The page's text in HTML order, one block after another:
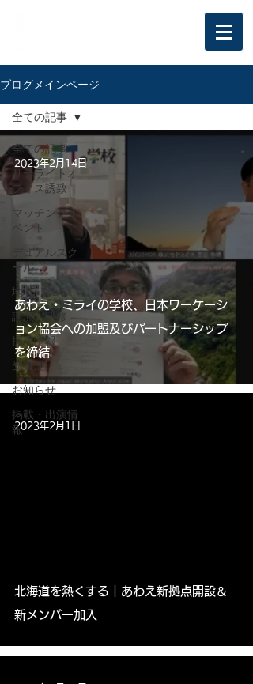
ブログメインページ
全ての記事
サテライトオ
フィス誘致
マッチングイ
ベント
デュアルスク
ール
地域×Tech
講演・研修
採用情報
受賞歴
お知らせ
掲載・出演情
報
全ての記事
あわえ・ミライの学校、日本ワーケーシ
ョン協会への加盟及びパートナーシップ
を締結
2023年2月14日
北海道を熱くする｜あわえ新拠点開設＆
新メンバー加入
2023年2月1日